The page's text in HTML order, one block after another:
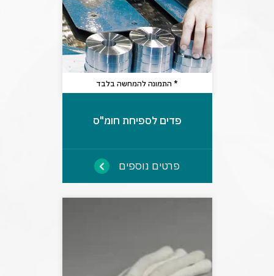
* התמונה להמחשה בלבד
פדים לספיחת חומ"ס
פרטים נוספים